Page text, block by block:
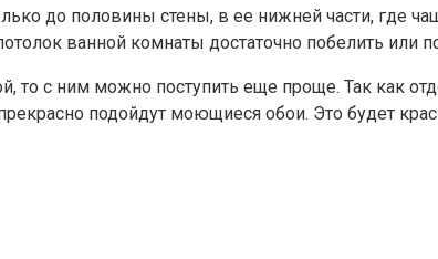
до половины стены, в ее нижней части, где
ванной комнаты достаточно побелить или
то с ним можно поступить еще проще. Так как
подойдут моющиеся обои. Это будет